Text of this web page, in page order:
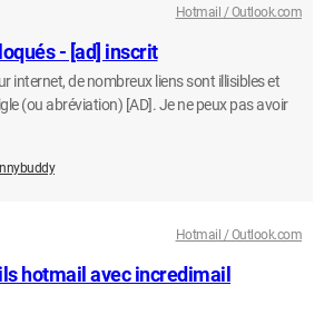
Hotmail / Outlook.com
- [ad] inscrit
internet, de nombreux liens sont illisibles et
(ou abréviation) [AD]. Je ne peux pas avoir
Hotmail / Outlook.com
hotmail avec incredimail